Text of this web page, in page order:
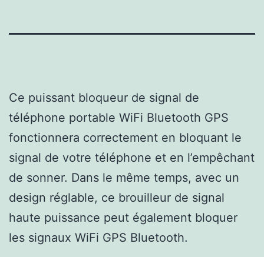
Ce puissant bloqueur de signal de
téléphone portable WiFi Bluetooth GPS
fonctionnera correctement en bloquant le
signal de votre téléphone et en l’empêchant
de sonner. Dans le même temps, avec un
design réglable, ce brouilleur de signal
haute puissance peut également bloquer
les signaux WiFi GPS Bluetooth.